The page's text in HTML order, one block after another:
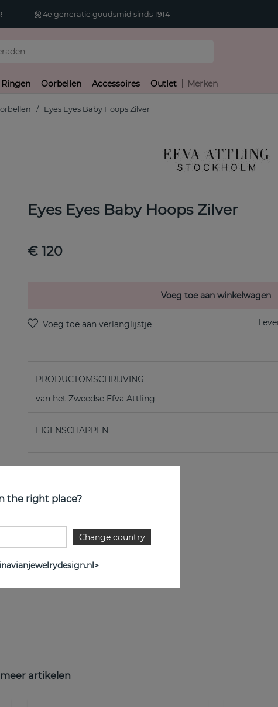
4e generatie goudsmid sinds 1914
Ringen Oorbellen Accessoires Outlet Merken
Eyes Eyes Baby Hoops Zilver
Eyes Eyes Baby Hoops Zilver
€ 120
Voeg toe aan winkelwagen
PRODUCTOMSCHRIJVING
van het Zweedse Efva Attling
EIGENSCHAPPEN
artikelen
the right place?
Change country